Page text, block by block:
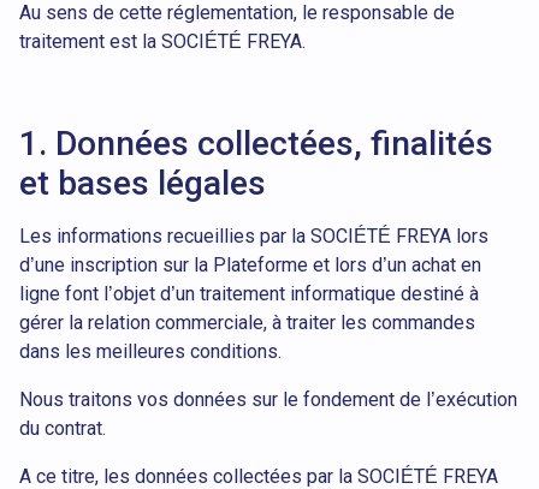
Au sens de cette réglementation, le responsable de
traitement est la SOCIÉTÉ FREYA.
1. Données collectées, finalités
et bases légales
Les informations recueillies par la SOCIÉTÉ FREYA lors
d’une inscription sur la Plateforme et lors d’un achat en
ligne font l’objet d’un traitement informatique destiné à
gérer la relation commerciale, à traiter les commandes
dans les meilleures conditions.
Nous traitons vos données sur le fondement de l’exécution
du contrat.
A ce titre, les données collectées par la SOCIÉTÉ FREYA